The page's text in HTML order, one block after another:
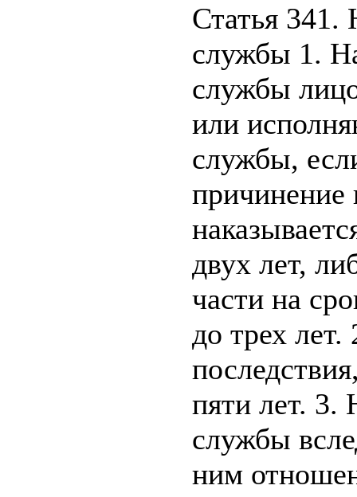
Статья 341.
службы 1.
службы
или
службы,
причинение
двух лет,
части на
до трех
пяти лет. 3.
службы
ним